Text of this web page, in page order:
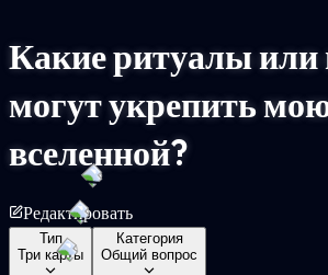
Какие ритуалы или
могут укрепить
вселенной?
Редактировать
Тип
Три карты
Категория
Общий вопрос